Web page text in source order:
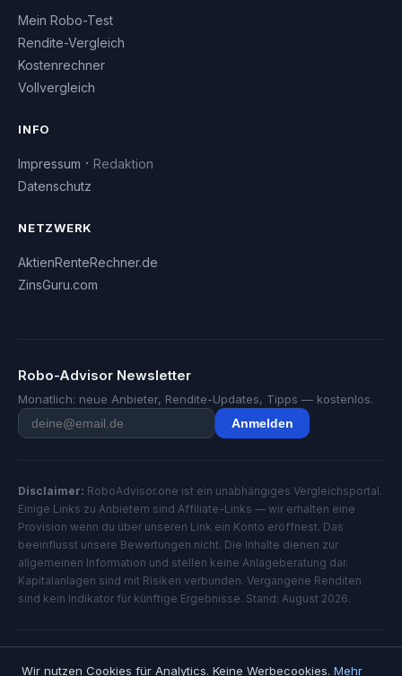
Mein Robo-Test
Rendite-Vergleich
Kostenrechner
Vollvergleich
INFO
Impressum · Redaktion
Datenschutz
NETZWERK
AktienRenteRechner.de
ZinsGuru.com
Robo-Advisor Newsletter
Monatlich: neue Anbieter, Rendite-Updates, Tipps — kostenlos.
Anmelden
Disclaimer: RoboAdvisor.one ist ein unabhängiges Vergleichsportal.
Einige Links zu Anbietern sind Affiliate-Links — wir erhalten eine
Provision wenn du über unseren Link ein Konto eröffnest. Das
beeinflusst unsere Bewertungen nicht. Die Inhalte dienen zur
allgemeinen Information und stellen keine Anlageberatung dar.
Kapitalanlagen sind mit Risiken verbunden. Vergangene Renditen
sind kein Indikator für künftige Ergebnisse. Stand: August 2026.
Wir nutzen Cookies für Analytics. Keine Werbecookies. Mehr